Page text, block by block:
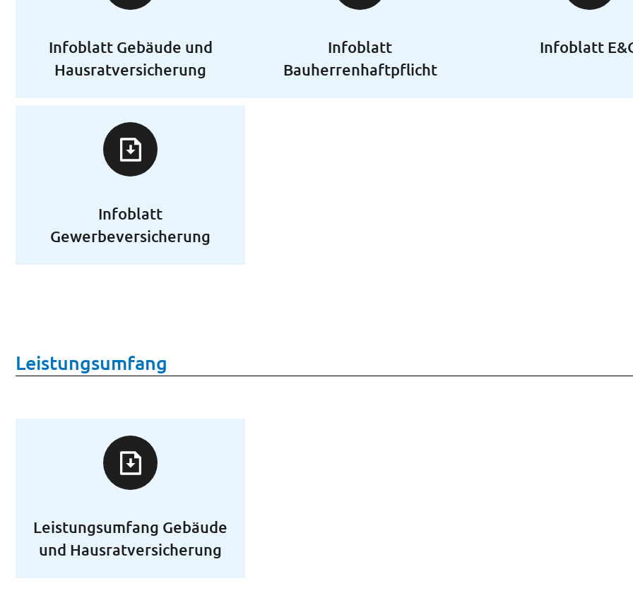
Infoblatt Gebäude und
Hausratversicherung
Infoblatt
Bauherrenhaftpflicht
Infoblatt
Infoblatt
Gewerbeversicherung
Leistungsumfang
Leistungsumfang Gebäude
und Hausratversicherung